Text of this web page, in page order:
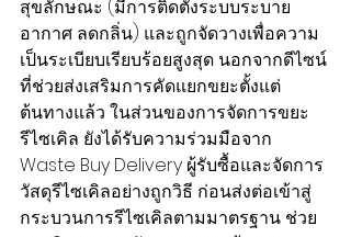
สุขลักษณะ (มีการติดตั้งระบบระบาย
อากาศ ลดกลิ่น) และถูกจัดวางเพื่อความ
เป็นระเบียบเรียบร้อยสูงสุด นอกจากดีไซน์
ที่ช่วยส่งเสริมการคัดแยกขยะตั้งแต่
ต้นทางแล้ว ในส่วนของการจัดการขยะ
รีไซเคิล ยังได้รับความร่วมมือจาก
Waste Buy Delivery ผู้รับซื้อและจัดการ
วัสดุรีไซเคิลอย่างถูกวิธี ก่อนส่งต่อเข้าสู่
กระบวนการรีไซเคิลตามมาตรฐาน ช่วย